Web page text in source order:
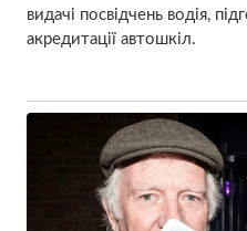
видачі посвідчень водія,
акредитації автошкіл.